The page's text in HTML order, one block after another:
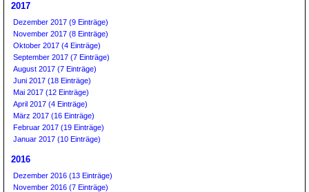
2017
Dezember 2017 (9 Einträge)
November 2017 (8 Einträge)
Oktober 2017 (4 Einträge)
September 2017 (7 Einträge)
August 2017 (7 Einträge)
Juni 2017 (18 Einträge)
Mai 2017 (12 Einträge)
April 2017 (4 Einträge)
März 2017 (16 Einträge)
Februar 2017 (19 Einträge)
Januar 2017 (10 Einträge)
2016
Dezember 2016 (13 Einträge)
November 2016 (7 Einträge)